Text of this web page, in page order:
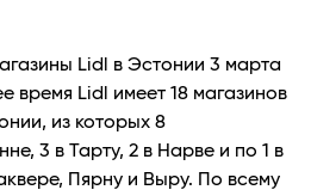
Lidl в Эстонии 3 марта
время Lidl имеет 18 магазинов
из которых 8
3 в Тарту, 2 в Нарве и по 1 в
Пярну и Выру. По всему